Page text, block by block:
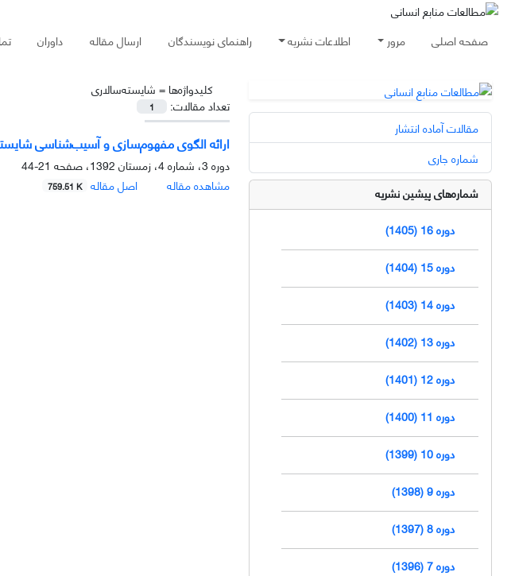
صفحه اصلی مرور اطلاعات نشریه راهنمای نویسندگان ارسال مقاله داوران
کلیدواژه‌ها = شایسته‌سالاری
تعداد مقالات:
1
ارائه الگوی مفهوم‌سازی و آسیب‌شناسی
دوره 3، شماره 4، زمستان 1392، صفحه
21-44
مشاهده مقاله
اصل مقاله 759.51 K
مقالات آماده انتشار
شماره جاری
شماره‌های پیشین نشریه
دوره 16 (1405)
دوره 15 (1404)
دوره 14 (1403)
دوره 13 (1402)
دوره 12 (1401)
دوره 11 (1400)
دوره 10 (1399)
دوره 9 (1398)
دوره 8 (1397)
دوره 7 (1396)